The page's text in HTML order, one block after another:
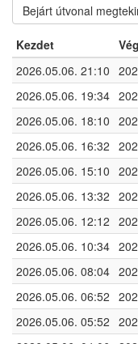
Bejárt útvonal
Kezdet Vég
2026.05.06. 21:10
2026.05.06. 19:34
2026.05.06. 18:10
2026.05.06. 16:32
2026.05.06. 15:10
2026.05.06. 13:32
2026.05.06. 12:12
2026.05.06. 10:34
2026.05.06. 08:04
2026.05.06. 06:52
2026.05.06. 05:52